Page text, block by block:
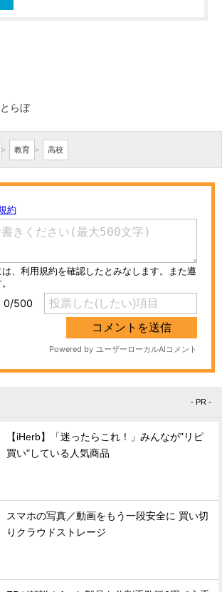
らぼ
> 教育 > 高校
- PR -
【iHerb】「迷ったらこれ！」みんなが"リピ
買い"している人気商品
スマホの写真／動画をもう一段安全に 買い切
りクラウドストレージ